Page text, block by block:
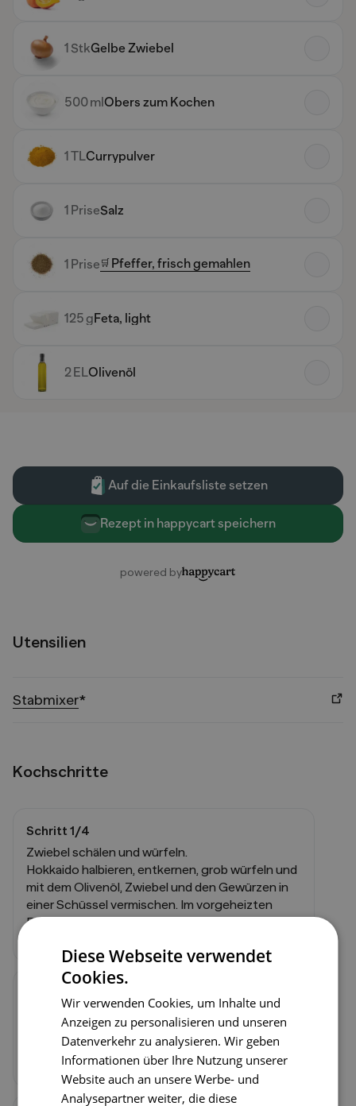
Utensilien
Stabmixer*
Kochschritte
Schritt 1/4
Zwiebel schälen und würfeln.
Hokkaido halbieren, entkernen, grob würfeln und
mit dem Olivenöl, Zwiebel und den Gewürzen in
einer Schüssel vermischen. Im vorgeheizten
Backrohr bei 180 Grad Ober-/Unterhitze
Vom Blech alles in einen Topf geben und mit
dem Obers bzw. der Kochcreme leicht köcheln
lassen.
Mit einem Pürierstab alles fein mixen.
Diese Webseite verwendet
Cookies.
Wir verwenden Cookies, um Inhalte und
Anzeigen zu personalisieren und unseren
Datenverkehr zu analysieren. Wir geben
Informationen über Ihre Nutzung unserer
Website auch an unsere Werbe- und
Analysepartner weiter, die diese